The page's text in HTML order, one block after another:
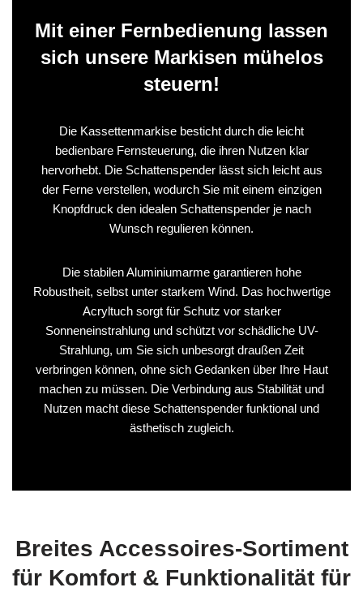
Mit einer Fernbedienung lassen
sich unsere Markisen mühelos
steuern!
Die Kassettenmarkise besticht durch die leicht
bedienbare Fernsteuerung, die ihren Nutzen klar
hervorhebt. Die Schattenspender lässt sich leicht aus
der Ferne verstellen, wodurch Sie mit einem einzigen
Knopfdruck den idealen Schattenspender je nach
Wunsch regulieren können.
Die stabilen Aluminiumarme garantieren hohe
Robustheit, selbst unter starkem Wind. Das hochwertige
Acryltuch sorgt für Schutz vor starker
Sonneneinstrahlung und schützt vor schädliche UV-
Strahlung, um Sie sich unbesorgt draußen Zeit
verbringen können, ohne sich Gedanken über Ihre Haut
machen zu müssen. Die Verbindung aus Stabilität und
Nutzen macht diese Schattenspender funktional und
ästhetisch zugleich.
Breites Accessoires-Sortiment
für Komfort & Funktionalität für